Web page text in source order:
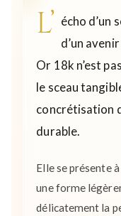
L’ écho d’un
d’un
Or 18k n’est
le sceau
concrétisation
durable.
Elle se présente
une forme
délicatement la